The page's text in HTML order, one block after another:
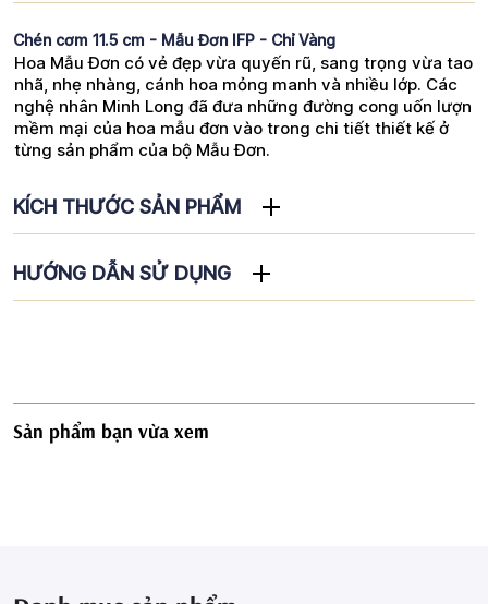
Chén cơm 11.5 cm - Mẫu Đơn IFP - Chỉ Vàng
Hoa Mẫu Đơn có vẻ đẹp vừa quyến rũ, sang trọng vừa tao
nhã, nhẹ nhàng, cánh hoa mỏng manh và nhiều lớp. Các
nghệ nhân Minh Long đã đưa những đường cong uốn lượn
mềm mại của hoa mẫu đơn vào trong chi tiết thiết kế ở
từng sản phẩm của bộ Mẫu Đơn.
KÍCH THƯỚC SẢN PHẨM
HƯỚNG DẪN SỬ DỤNG
Sản phẩm bạn vừa xem